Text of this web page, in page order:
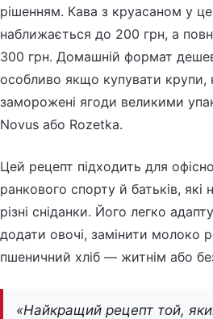
рішенням. Кава з круасаном у
наближається до 200 грн, а
300 грн. Домашній формат
особливо якщо купувати крупи,
заморожені ягоди великими
Novus або Rozetka.
Цей рецепт підходить для
ранкового спорту й батьків, які
різні сніданки. Його легко
додати овочі, замінити молоко
пшеничний хліб — житнім або
«Найкращий рецепт той,